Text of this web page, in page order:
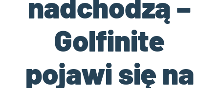
Golfinite
pojawi się na